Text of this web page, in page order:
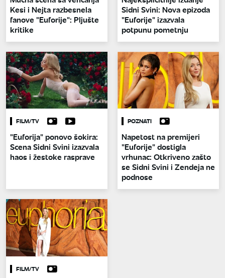
Kesi i Nejta razbesnela
fanove "Euforije": Pljušte
kritike
Sidni Svini: Nova epizoda
"Euforije" izazvala
potpunu pometnju
FILM/TV
"Euforija" ponovo šokira:
Scena Sidni Svini izazvala
haos i žestoke rasprave
POZNATI
Napetost na premijeri
"Euforije" dostigla
vrhunac: Otkriveno zašto
se Sidni Svini i Zendeja ne
podnose
FILM/TV